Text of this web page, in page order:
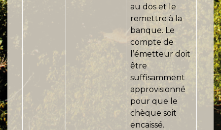
au dos et le
remettre à la
banque. Le
compte de
l’émetteur doit
être
suffisamment
approvisionné
pour que le
chèque soit
encaissé.